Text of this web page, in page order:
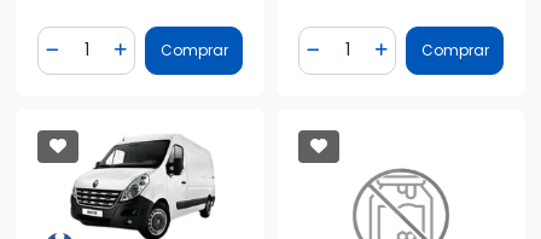
Diminuir Quantidade
Quantidade
Adicionar Quantidade
Comprar Diminuir Quantidade
Quantidade
AdicionarComprar